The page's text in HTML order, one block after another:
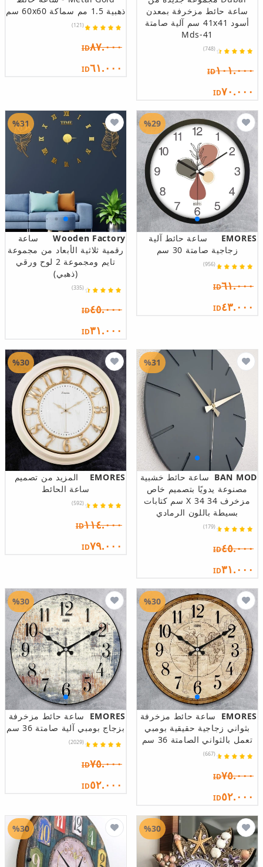
ساعة حائط مزخرفة بمعدن
أسود 41x41 سم آلية صامتة
Mds-41
(748)
ID١٠١.٠٠٠
ID٧٠.٠٠٠
ذهبية 1.5 مم سماكة 60x60 سم
(121)
ID٨٧.٠٠٠
ID٦١.٠٠٠
EMORES
ساعة حائط آلية
زجاجية صامتة 30 سم
(956)
ID٦١.٠٠٠
ID٤٣.٠٠٠
%29
Wooden Factory
ساعة
رقمية ثلاثية الأبعاد من مجموعة
تايم ومجموعة 2 لوح ورقي
(ذهبي)
(335)
ID٤٥.٠٠٠
ID٣١.٠٠٠
%31
BAN MOD ساعة حائط خشبية
مصنوعة يدويًا بتصميم خاص
مزخرف 34 X 34 سم كتابات
بسيطة باللون الرمادي
(179)
ID٤٥.٠٠٠
ID٣١.٠٠٠
%31
EMORES
المزيد من تصميم
ساعة الحائط
(592)
ID١١٤.٠٠٠
ID٧٩.٠٠٠
%30
EMORES
ساعة حائط مزخرفة
بثواني زجاجية حقيقية بومبي
تعمل بالثواني الصامتة 36 سم
(667)
ID٧٥.٠٠٠
ID٥٢.٠٠٠
%30
EMORES
ساعة حائط مزخرفة
بزجاج بومبي آلية صامتة 36 سم
(2029)
ID٧٥.٠٠٠
ID٥٢.٠٠٠
%30
%30
%30